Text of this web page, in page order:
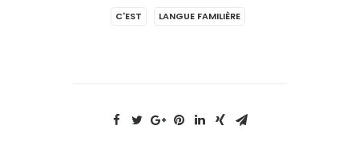
C'EST LANGUE FAMILIÈRE